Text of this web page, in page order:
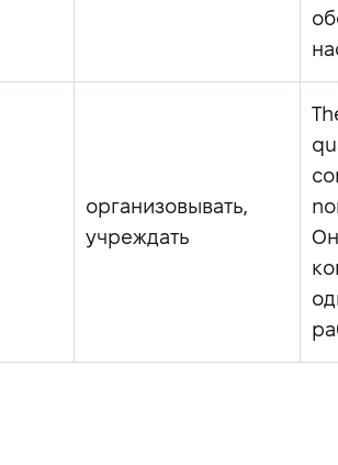
организовывать,
учреждать